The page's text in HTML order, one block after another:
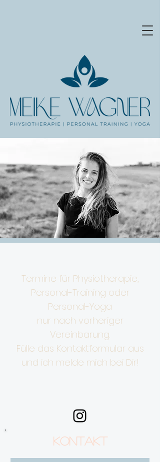
Termine für Physiotherapie,
Personal-Training oder
Personal-Yoga
nur nach vorheriger
Vereinbarung.
Fülle das Kontaktformular aus
und ich melde mich bei Dir!
Kontakt